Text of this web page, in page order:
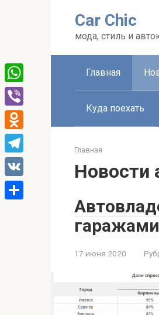
Car Chic
мода, стиль и
Главная
Куда поехать
Главная
Новости
гаражами
17 июня 2020
WhatsApp
Viber
Odnoklassniki
Telegram
VK